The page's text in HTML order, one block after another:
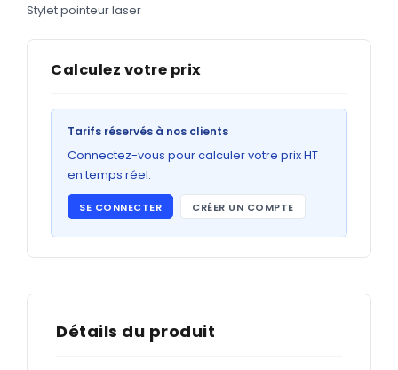
GRAND FORMAT
Abribus
Stylet pointeur laser
Calculez votre prix
Tarifs réservés à nos clients
Connectez-vous pour calculer votre prix HT
en temps réel.
SE CONNECTER CRÉER UN COMPTE
Détails du produit